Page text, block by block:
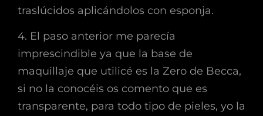
traslúcidos aplicándolos con esponja.
4. El paso anterior me parecía
imprescindible ya que la base de
maquillaje que utilicé es la Zero de Becca,
si no la conocéis os comento que es
transparente, para todo tipo de pieles, yo la